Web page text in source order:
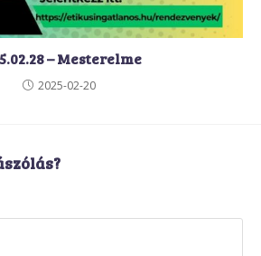
– Mesterelme
2025-02-20